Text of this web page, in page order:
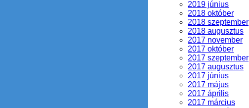
2019 június
2018 október
2018 szeptember
2018 augusztus
2017 november
2017 október
2017 szeptember
2017 augusztus
2017 június
2017 május
2017 április
2017 március